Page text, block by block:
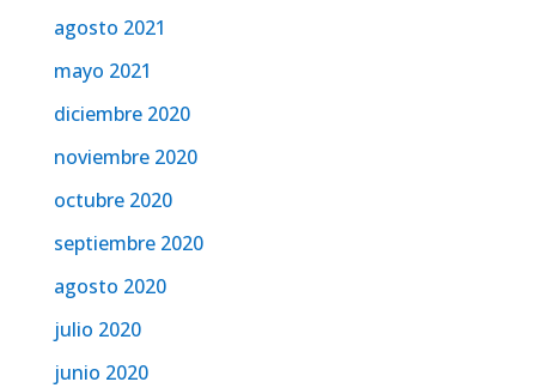
agosto 2021
mayo 2021
diciembre 2020
noviembre 2020
octubre 2020
septiembre 2020
agosto 2020
julio 2020
junio 2020